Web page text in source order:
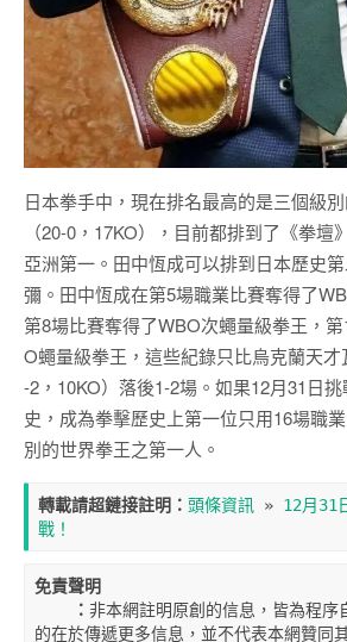
日本拳手中，現在排名最高的是三個級
（20-0，17KO），目前都排到了《拳壇
亞洲第一。田中恆成可以排到日本歷史
彌。田中恆成在第5場職業比賽奪得了
第8場比賽奪得了WBO次蠅量級拳王，
O蠅量級拳王，這些紀錄只比烏克蘭天
-2，10KO）落後1-2場。如果12月31日
史，成為拳擊歷史上第一位只用16場職
別的世界拳王之第一人。
轉載請超鏈接註明： 頭條資訊 » 12月31
戰！
免責聲明
    ：
非本網註明原創的信息，皆為程序
的在於傳遞更多信息，並不代表本網贊同